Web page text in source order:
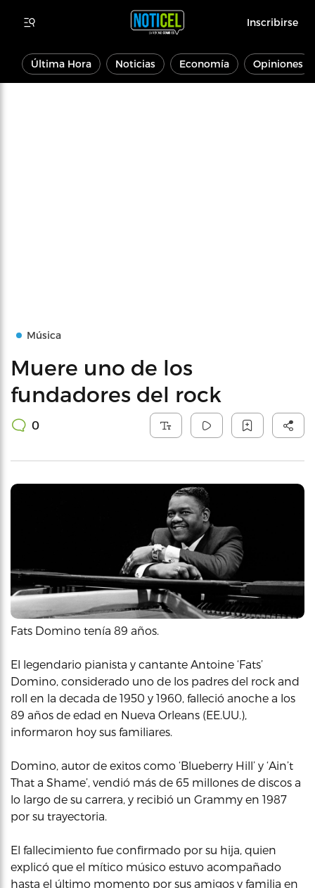
Inscribirse
Última Hora Noticias Economía Opiniones
Música
Muere uno de los
fundadores del rock
0
Fats Domino tenía 89 años.
El legendario pianista y cantante Antoine ‘Fats’
Domino, considerado uno de los padres del rock and
roll en la decada de 1950 y 1960, falleció anoche a los
89 años de edad en Nueva Orleans (EE.UU.),
informaron hoy sus familiares.
Domino, autor de exitos como ‘Blueberry Hill’ y ‘Ain’t
That a Shame’, vendió más de 65 millones de discos a
lo largo de su carrera, y recibió un Grammy en 1987
por su trayectoria.
El fallecimiento fue confirmado por su hija, quien
explicó que el mítico músico estuvo acompañado
hasta el último momento por sus amigos y familia en